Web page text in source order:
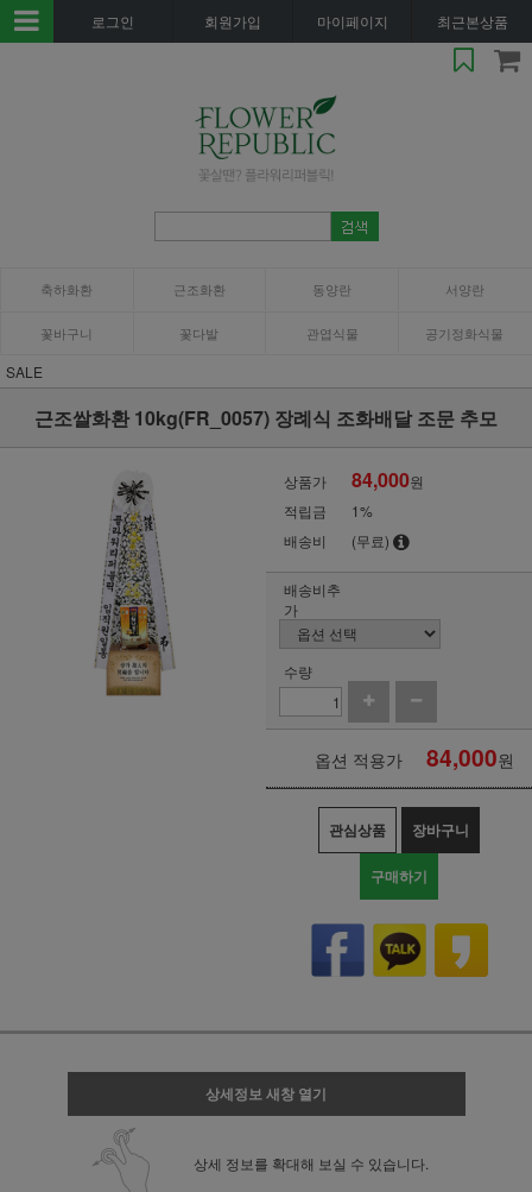
로그인 회원가입 마이페이지 최근본상품
축하화환 근조화환 동양란 서양란
꽃바구니 꽃다발 관엽식물 공기정화식물
SALE
근조쌀화환 10kg(FR_0057) 장례식 조화배달 조문 추모
상품가 84,000원
적립금
1%
배송비
(무료)
배송비추
가
수량
옵션 적용가 84,000원
관심상품 장바구니
구매하기
상세정보 새창 열기
상세 정보를 확대해 보실 수 있습니다.